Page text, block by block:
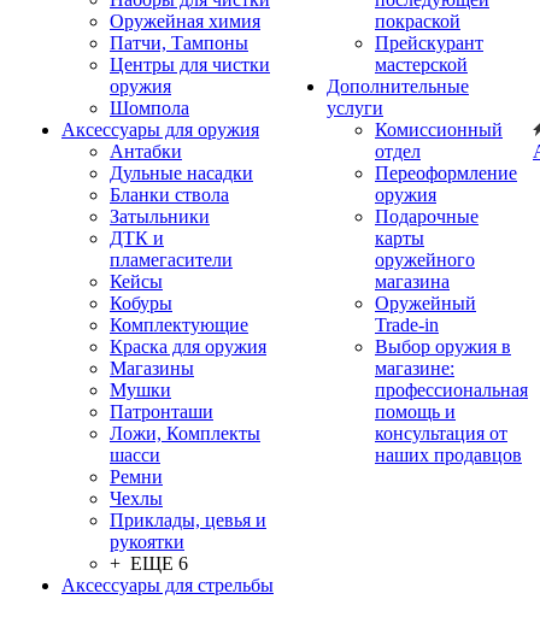
Оружейная химия
Патчи, Тампоны
Центры для чистки
оружия
Шомпола
Аксессуары для оружия
Антабки
Дульные насадки
Бланки ствола
Затыльники
ДТК и
пламегасители
Кейсы
Кобуры
Комплектующие
Краска для оружия
Магазины
Мушки
Патронташи
Ложи, Комплекты
шасси
Ремни
Чехлы
Приклады, цевья и
рукоятки
+ ЕЩЕ 6
Аксессуары для стрельбы
покраской
Прейскурант
мастерской
Дополнительные
услуги
Комиссионный
отдел
Переоформление
оружия
Подарочные
карты
оружейного
магазина
Оружейный
Trade-in
Выбор оружия в
магазине:
профессиональная
помощь и
консультация от
наших продавцов